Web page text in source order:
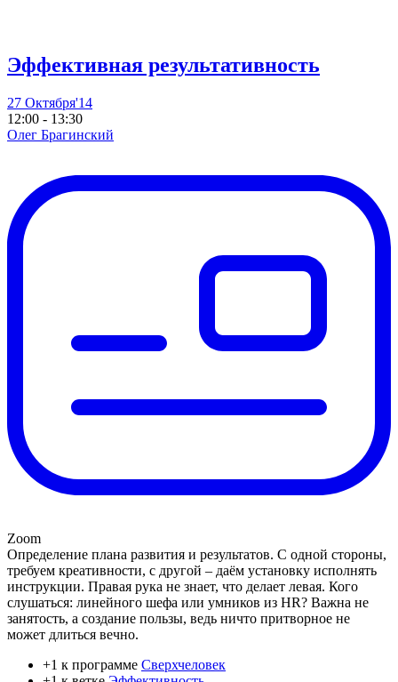
Эффективная результативность
27 Октября'14
12:00 - 13:30
Олег Брагинский
Zoom
Определение плана развития и результатов. С одной стороны,
требуем креативности, с другой – даём установку исполнять
инструкции. Правая рука не знает, что делает левая. Кого
слушаться: линейного шефа или умников из HR? Важна не
занятость, а создание пользы, ведь ничто притворное не
может длиться вечно.
+1 к программе Сверхчеловек